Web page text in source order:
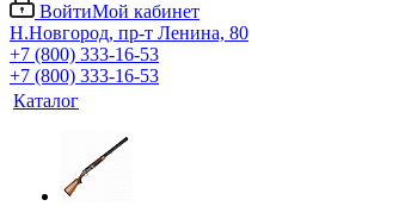
ВойтиМой кабинет
Н.Новгород, пр-т Ленина, 80
+7 (800) 333-16-53
+7 (800) 333-16-53
Каталог